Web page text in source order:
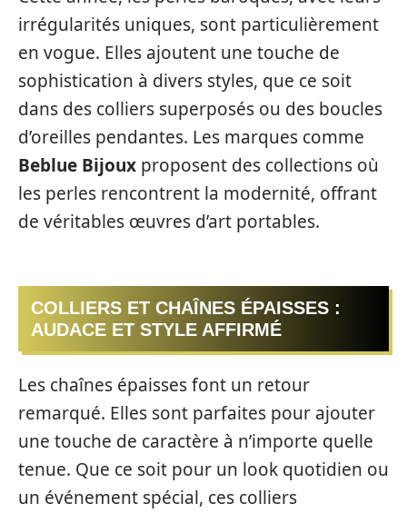
irrégularités uniques, sont particulièrement
en vogue. Elles ajoutent une touche de
sophistication à divers styles, que ce soit
dans des colliers superposés ou des boucles
d’oreilles pendantes. Les marques comme
Beblue Bijoux proposent des collections où
les perles rencontrent la modernité, offrant
de véritables œuvres d’art portables.
COLLIERS ET CHAÎNES ÉPAISSES :
AUDACE ET STYLE AFFIRMÉ
Les chaînes épaisses font un retour
remarqué. Elles sont parfaites pour ajouter
une touche de caractère à n’importe quelle
tenue. Que ce soit pour un look quotidien ou
un événement spécial, ces colliers